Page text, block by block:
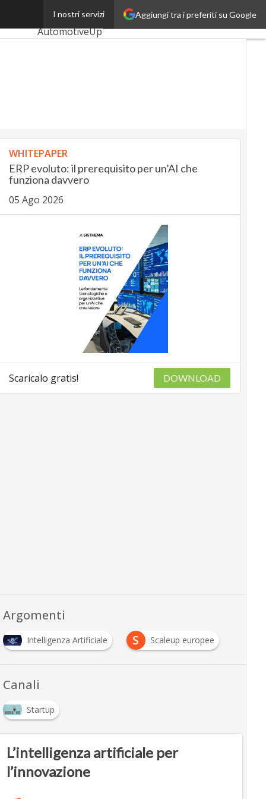
Aggiungi tra i preferiti su Google
I nostri servizi
Ultimi articoli
AutomotiveUp
Proptech
Startup
WHITEPAPER
ERP evoluto: il prerequisito per un’AI che
funziona davvero
05 Ago 2026
Scaricalo gratis! DOWNLOAD
Argomenti
Intelligenza Artificiale S Scaleup europee
Canali
Startup
L’intelligenza artificiale per
l’innovazione